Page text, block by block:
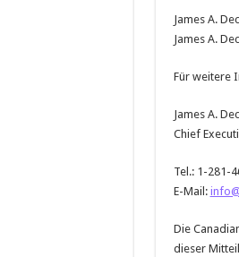
James A.
James A.
Für weitere
James A.
Chief
Tel.: 1-281-
E-Mail:
Die
dieser